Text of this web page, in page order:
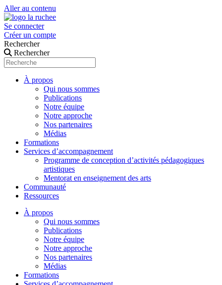
Aller au contenu
Se connecter
Créer un compte
Rechercher
Rechercher
À propos
Qui nous sommes
Publications
Notre équipe
Notre approche
Nos partenaires
Médias
Formations
Services d’accompagnement
Programme de conception d’activités pédagogiques
artistiques
Mentorat en enseignement des arts
Communauté
Ressources
À propos
Qui nous sommes
Publications
Notre équipe
Notre approche
Nos partenaires
Médias
Formations